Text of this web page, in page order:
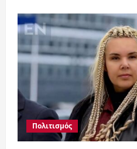
and
και
Πολιτισμός